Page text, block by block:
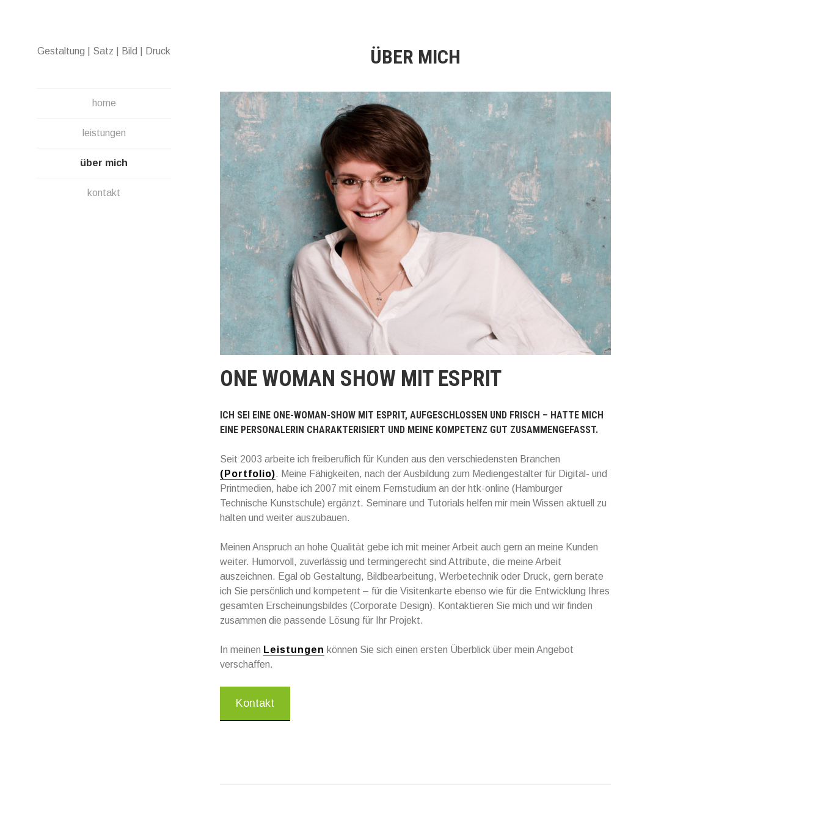
Gestaltung | Satz | Bild | Druck
home
leistungen
über mich
kontakt
ÜBER MICH
ONE WOMAN SHOW MIT ESPRIT
ICH SEI EINE ONE-WOMAN-SHOW MIT ESPRIT, AUFGESCHLOSSEN UND FRISCH – HATTE MICH
EINE PERSONALERIN CHARAKTERISIERT UND MEINE KOMPETENZ GUT ZUSAMMENGEFASST.
Seit 2003 arbeite ich freiberuflich für Kunden aus den verschiedensten Branchen
(Portfolio). Meine Fähigkeiten, nach der Ausbildung zum Mediengestalter für Digital- und
Printmedien, habe ich 2007 mit einem Fernstudium an der htk-online (Hamburger
Technische Kunstschule) ergänzt. Seminare und Tutorials helfen mir mein Wissen aktuell zu
halten und weiter auszubauen.
Meinen Anspruch an hohe Qualität gebe ich mit meiner Arbeit auch gern an meine Kunden
weiter. Humorvoll, zuverlässig und termingerecht sind Attribute, die meine Arbeit
auszeichnen. Egal ob Gestaltung, Bildbearbeitung, Werbetechnik oder Druck, gern berate
ich Sie persönlich und kompetent – für die Visitenkarte ebenso wie für die Entwicklung Ihres
gesamten Erscheinungsbildes (Corporate Design). Kontaktieren Sie mich und wir finden
zusammen die passende Lösung für Ihr Projekt.
In meinen Leistungen können Sie sich einen ersten Überblick über mein Angebot
verschaffen.
Kontakt